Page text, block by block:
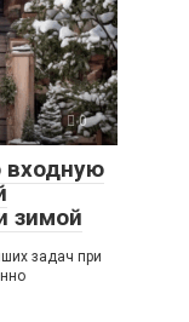
0
входную
зимой
задач при